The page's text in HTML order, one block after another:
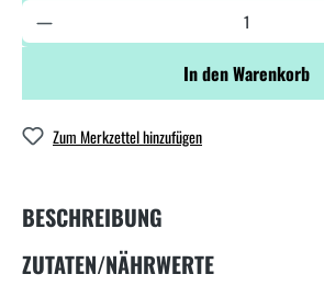
In den Warenkorb
Zum Merkzettel hinzufügen
BESCHREIBUNG
ZUTATEN/NÄHRWERTE